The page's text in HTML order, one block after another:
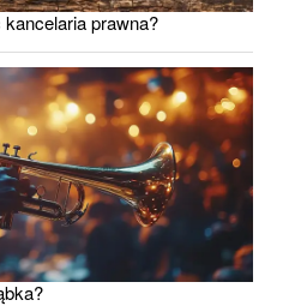
prawna?